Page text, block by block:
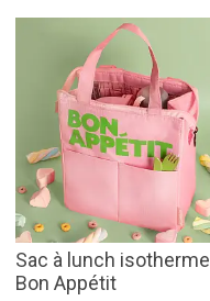
Sac à lunch isotherme
Bon Appétit